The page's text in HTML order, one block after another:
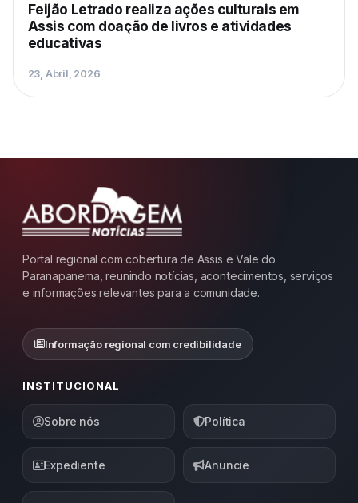
Feijão Letrado realiza ações culturais em
Assis com doação de livros e atividades
educativas
23, Abril, 2026
Portal regional com cobertura de Assis e Vale do
Paranapanema, reunindo notícias, acontecimentos, serviços
e informações relevantes para a comunidade.
Informação regional com credibilidade
INSTITUCIONAL
Sobre nós Política
Expediente Anuncie